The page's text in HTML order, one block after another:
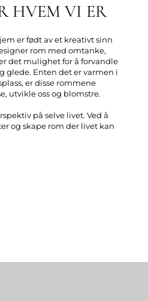
HVEM VI ER
er født av et kreativt sinn
rom med omtanke,
det mulighet for å forvandle
glede. Enten det er varmen i
er disse rommene
utvikle oss og blomstre.
på selve livet. Ved å
og skape rom der livet kan